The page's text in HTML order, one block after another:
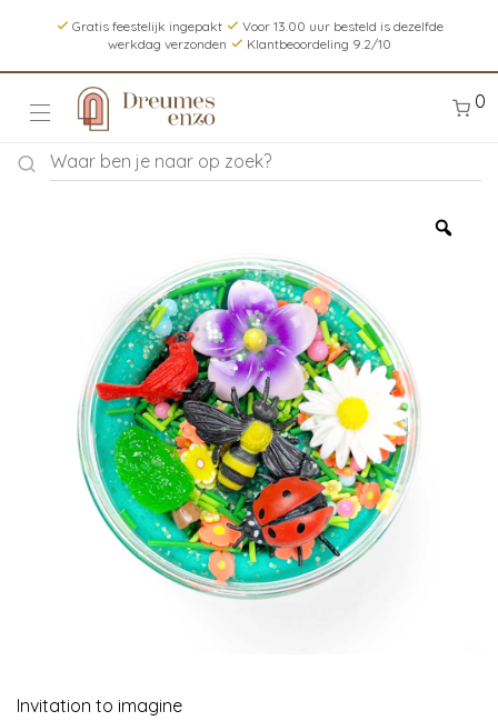
Gratis feestelijk ingepakt
Voor 13.00 uur besteld is dezelfde
werkdag verzonden
Klantbeoordeling 9.2/10
0
Invitation to imagine